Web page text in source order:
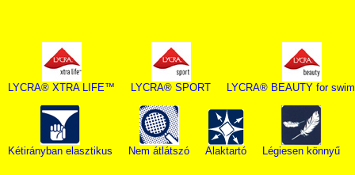
LYCRA® XTRA LIFE™ LYCRA® SPORT LYCRA® BEAUTY for
Kétirányban elasztikus Nem átlátszó Alaktartó Légiesen könnyű